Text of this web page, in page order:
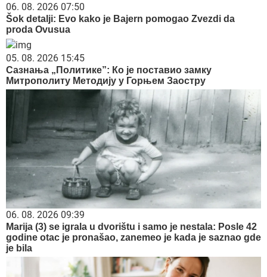
06. 08. 2026 07:50
Šok detalji: Evo kako je Bajern pomogao Zvezdi da
proda Ovusua
05. 08. 2026 15:45
Сазнања „Политике”: Ко је поставио замку
Митрополиту Методију у Горњем Заостру
06. 08. 2026 09:39
Marija (3) se igrala u dvorištu i samo je nestala: Posle 42
godine otac je pronašao, zanemeo je kada je saznao gde
je bila